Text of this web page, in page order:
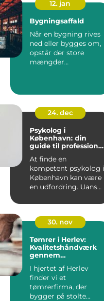
12. jan
Bygningsaffald
Når en bygning rives
ned eller bygges om,
opstår der store
mængder
24. dec
Psykolog i
København: din
guide til professionel
At finde en
kompetent psykolog i
København kan være
en udfordring. Uanset
30. nov
Tømrer i Herlev:
Kvalitetshåndværk
gennem
I hjertet af Herlev
finder vi et
tømrerfirma, der
bygger på stolte